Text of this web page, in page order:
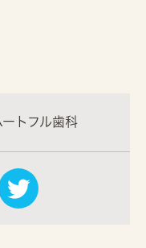
トフル歯科